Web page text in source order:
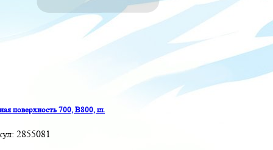
поверхность 700, B800, гл.
2855081